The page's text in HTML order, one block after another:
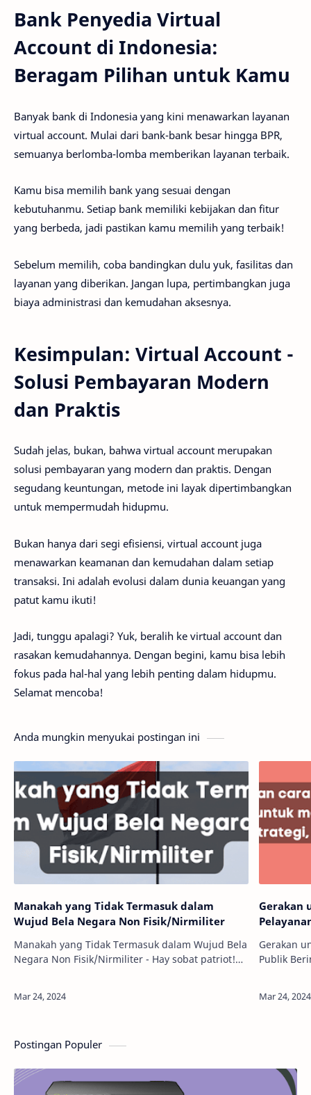
Bank Penyedia Virtual
Account di Indonesia:
Beragam Pilihan untuk Kamu
Banyak bank di Indonesia yang kini menawarkan layanan
virtual account. Mulai dari bank-bank besar hingga BPR,
semuanya berlomba-lomba memberikan layanan terbaik.
Kamu bisa memilih bank yang sesuai dengan
kebutuhanmu. Setiap bank memiliki kebijakan dan fitur
yang berbeda, jadi pastikan kamu memilih yang terbaik!
Sebelum memilih, coba bandingkan dulu yuk, fasilitas dan
layanan yang diberikan. Jangan lupa, pertimbangkan juga
biaya administrasi dan kemudahan aksesnya.
Kesimpulan: Virtual Account -
Solusi Pembayaran Modern
dan Praktis
Sudah jelas, bukan, bahwa virtual account merupakan
solusi pembayaran yang modern dan praktis. Dengan
segudang keuntungan, metode ini layak dipertimbangkan
untuk mempermudah hidupmu.
Bukan hanya dari segi efisiensi, virtual account juga
menawarkan keamanan dan kemudahan dalam setiap
transaksi. Ini adalah evolusi dalam dunia keuangan yang
patut kamu ikuti!
Jadi, tunggu apalagi? Yuk, beralih ke virtual account dan
rasakan kemudahannya. Dengan begini, kamu bisa lebih
fokus pada hal-hal yang lebih penting dalam hidupmu.
Selamat mencoba!
Anda mungkin menyukai postingan ini
Manakah yang Tidak Termasuk dalam
Wujud Bela Negara Non Fisik/Nirmiliter
Manakah yang Tidak Termasuk dalam Wujud Bela
Negara Non Fisik/Nirmiliter - Hay sobat patriot!
Gerakan
Gerakan
Publik
ka…
Postingan Populer